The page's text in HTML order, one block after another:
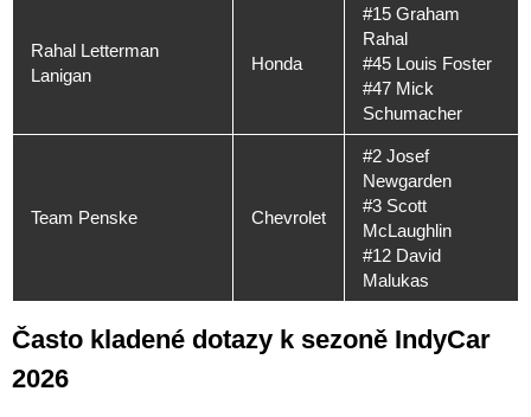
Rahal Letterman
Lanigan
Honda
#15 Graham
Rahal
#45 Louis Foster
#47 Mick
Schumacher
Team Penske Chevrolet
#2 Josef
Newgarden
#3 Scott
McLaughlin
#12 David
Malukas
Často kladené dotazy k sezoně IndyCar
2026